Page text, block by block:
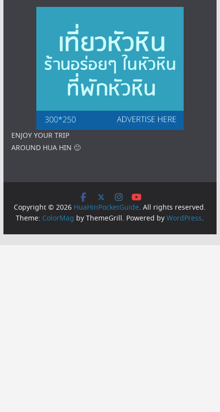
ENJOY YOUR TRIP
AROUND HUA HIN 🙂
Copyright © 2026 HuaHinPocketGuide. All rights reserved.
Theme: ColorMag by ThemeGrill. Powered byWordPress.